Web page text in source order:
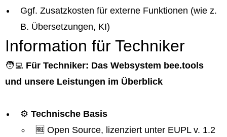
Ggf. Zusatzkosten für externe Funktionen (wie z.
B. Übersetzungen, KI)
Information für Techniker
🧑‍💻 Für Techniker: Das Websystem bee.tools
und unsere Leistungen im Überblick
⚙️ Technische Basis
🆓 Open Source, lizenziert unter EUPL v. 1.2